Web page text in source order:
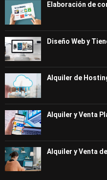
Elaboración de
Diseño Web y
Alquiler de
Alquiler y Venta
Alquiler y Venta